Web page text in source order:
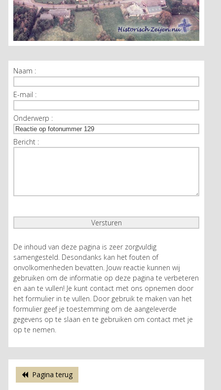
Naam :
E-mail :
Onderwerp :
Bericht :
De inhoud van deze pagina is zeer zorgvuldig
samengesteld. Desondanks kan het fouten of
onvolkomenheden bevatten. Jouw reactie kunnen wij
gebruiken om de informatie op deze pagina te verbeteren
en aan te vullen! Je kunt contact met ons opnemen door
het formulier in te vullen. Door gebruik te maken van het
formulier geef je toestemming om de aangeleverde
gegevens op te slaan en te gebruiken om contact met je
op te nemen.
Pagina terug